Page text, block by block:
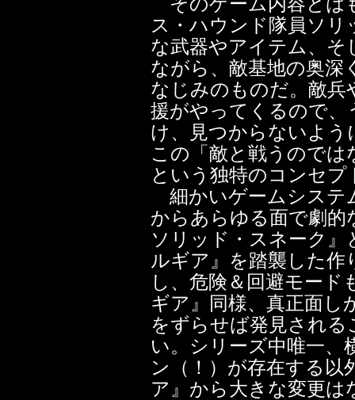
ス・ハウンド隊員ソ
な武器やアイテム、そ
ながら、敵基地の奥深
なじみのものだ。敵兵
援がやってくるので、
け、見つからないよ
この「敵と戦うのでは
という独特のコンセ
細かいゲームシステ
からあらゆる面で劇的
ソリッド・スネーク
ルギア』を踏襲した
し、危険＆回避モード
ギア』同様、真正面し
をずらせば発見され
い。シリーズ中唯一、
ン（！）が存在する以
ア』から大きな変更は